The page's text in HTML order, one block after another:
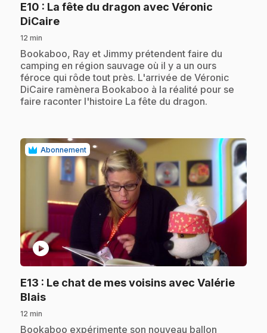
E10 : La fête du dragon avec Véronic
DiCaire.
12 min
.Bookaboo, Ray et Jimmy prétendent faire du
camping en région sauvage où il y a un ours
féroce qui rôde tout près. L'arrivée de Véronic
DiCaire ramènera Bookaboo à la réalité pour se
faire raconter l'histoire La fête du dragon.
Abonnement
play_circle
E13 : Le chat de mes voisins avec Valérie
Blais.
12 min
.Bookaboo expérimente son nouveau ballon